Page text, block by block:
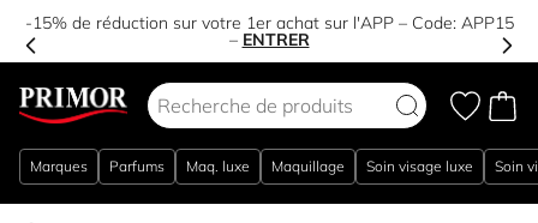
-15% de réduction sur votre 1er achat sur l'APP – Code: APP15
– ENTRER
Marques Parfums Maq. luxe Maquillage Soin visage luxe Soin